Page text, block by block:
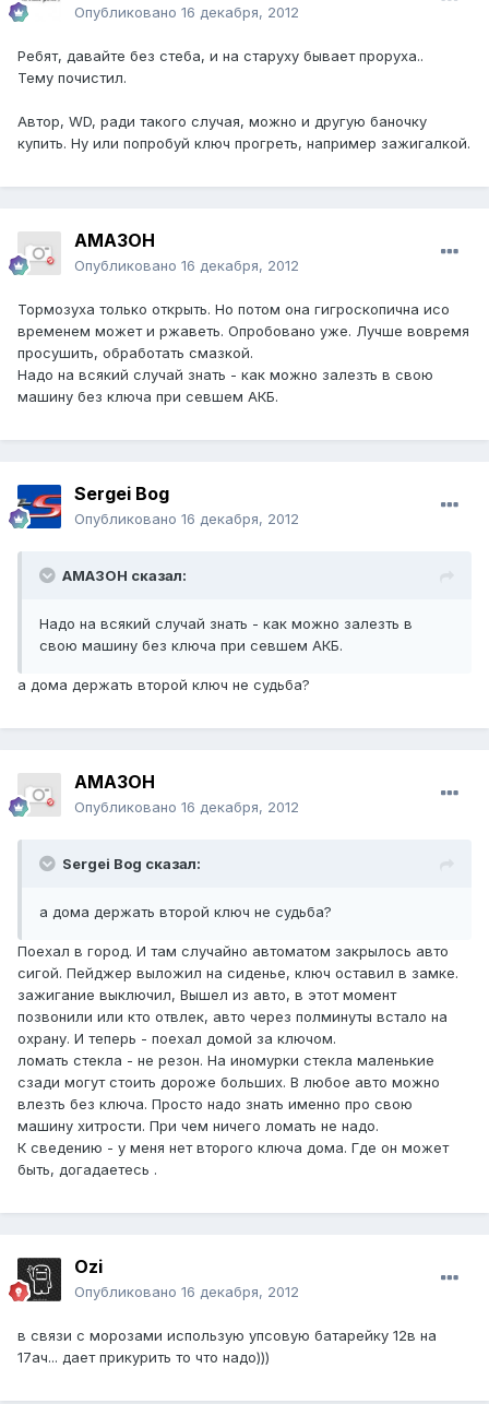
Опубликовано 16 декабря, 2012
Ребят, давайте без стеба, и на старуху бывает проруха..
Тему почистил.
Автор, WD, ради такого случая, можно и другую баночку
купить. Ну или попробуй ключ прогреть, например зажигалкой.
AMA3OH
Опубликовано 16 декабря, 2012
Тормозуха только открыть. Но потом она гигроскопична исо
временем может и ржаветь. Опробовано уже. Лучше вовремя
просушить, обработать смазкой.
Надо на всякий случай знать - как можно залезть в свою
машину без ключа при севшем АКБ.
Sergei Bog
Опубликовано 16 декабря, 2012
AMA3OH сказал:
Надо на всякий случай знать - как можно залезть в
свою машину без ключа при севшем АКБ.
а дома держать второй ключ не судьба?
AMA3OH
Опубликовано 16 декабря, 2012
Sergei Bog сказал:
а дома держать второй ключ не судьба?
Поехал в город. И там случайно автоматом закрылось авто
сигой. Пейджер выложил на сиденье, ключ оставил в замке.
зажигание выключил, Вышел из авто, в этот момент
позвонили или кто отвлек, авто через полминуты встало на
охрану. И теперь - поехал домой за ключом.
ломать стекла - не резон. На иномурки стекла маленькие
сзади могут стоить дороже больших. В любое авто можно
влезть без ключа. Просто надо знать именно про свою
машину хитрости. При чем ничего ломать не надо.
К сведению - у меня нет второго ключа дома. Где он может
быть, догадаетесь .
Ozi
Опубликовано 16 декабря, 2012
в связи с морозами использую упсовую батарейку 12в на
17ач... дает прикурить то что надо)))